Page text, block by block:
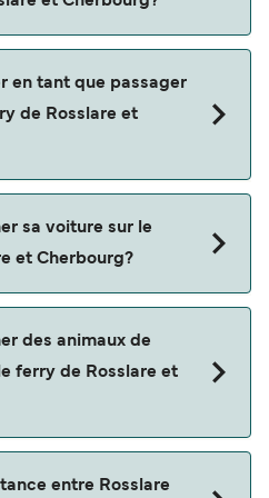
consulter les dernières
en tant que passager
de Rosslare et
avec
sa voiture sur le
et Cherbourg?
des animaux de
ferry de Rosslare et
entre Rosslare